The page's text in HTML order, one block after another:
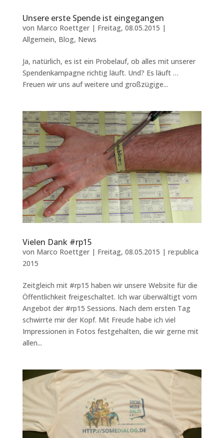
Unsere erste Spende ist eingegangen
von Marco Roettger| Freitag, 08.05.2015 |
Allgemein, Blog, News
Ja, natürlich, es ist ein Probelauf, ob alles mit unserer
Spendenkampagne richtig läuft. Und? Es läuft …
Freuen wir uns auf weitere und großzügige...
Vielen Dank #rp15
von Marco Roettger| Freitag, 08.05.2015 | re:publica
2015
Zeitgleich mit #rp15 haben wir unsere Website für die
Öffentlichkeit freigeschaltet. Ich war überwältigt vom
Angebot der #rp15 Sessions. Nach dem ersten Tag
schwirrte mir der Kopf. Mit Freude habe ich viel
Impressionen in Fotos festgehalten, die wir gerne mit
allen...